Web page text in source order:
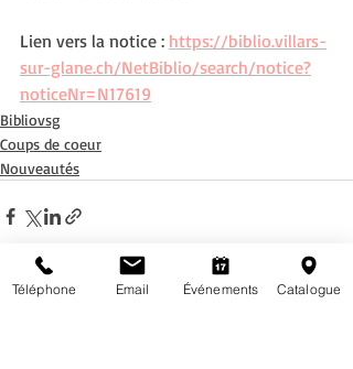
Lien vers la notice : https://biblio.villars-
sur-glane.ch/NetBiblio/search/notice?
noticeNr=N17619
Bibliovsg
Coups de coeur
Nouveautés
Téléphone Email Événements Catalogue